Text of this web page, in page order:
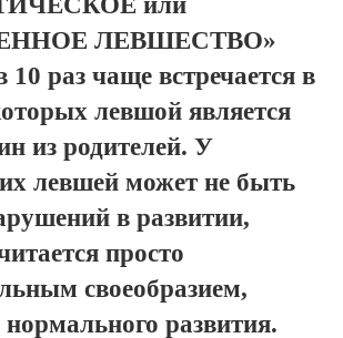
ЛЕВШЕСТВО»
раз чаще встречается в
левшой является
из родителей. У
левшей может не быть
в развитии,
просто
своеобразием,
развития.